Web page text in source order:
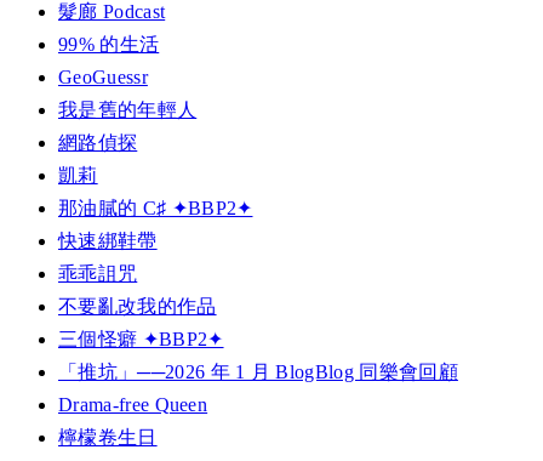
髮廊 Podcast
99% 的生活
GeoGuessr
我是舊的年輕人
網路偵探
凱莉
那油膩的 C♯ ✦BBP2✦
快速綁鞋帶
乖乖詛咒
不要亂改我的作品
三個怪癖 ✦BBP2✦
「推坑」──2026 年 1 月 BlogBlog 同樂會回顧
Drama-free Queen
檸檬卷生日